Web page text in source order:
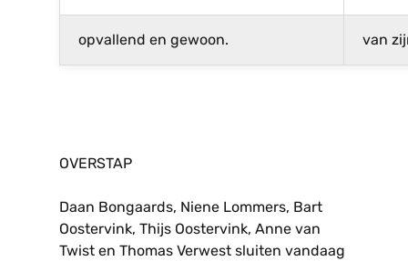
opvallend en gewoon. van
OVERSTAP
Daan Bongaards, Niene Lommers, Bart
Oostervink, Thijs Oostervink, Anne van
Twist en Thomas Verwest sluiten vandaag